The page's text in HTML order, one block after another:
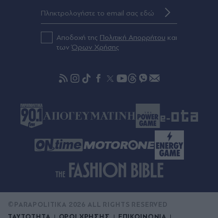
δανεικός από τη Ρεάλ Μαδρίτης ο Φράνκο
Μασταντουόνο
Πριν 58 λεπτά
Τουρκία: Πώς "διαβάζουν" στην Άγκυρα την
Πακιστάν - "Δεν στοχεύει σε καμία χώρα", λέει ο
Αποδοχή της Πολιτική Απορρήτου και
τωνΌρων Χρήσης
©PARAPOLITIKA 2026 ALL RIGHTS RESERVED